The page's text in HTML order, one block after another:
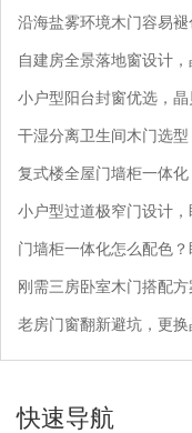
沿海盐雾环境木门容易
自建房全景落地窗设计
小户型阳台封窗优选，
干湿分离卫生间木门选
复式楼全屋门墙柜一体
小户型过道极窄门设计
门墙柜一体化怎么配色
刚需三房卧室木门搭配
老房门窗翻新避坑，更
快速导航